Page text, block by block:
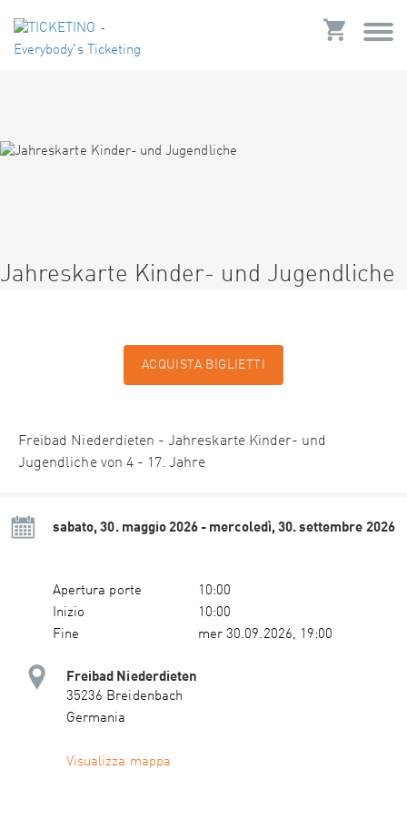
Jahreskarte Kinder- und Jugendliche
ACQUISTA BIGLIETTI
Freibad Niederdieten - Jahreskarte Kinder- und
Jugendliche von 4 - 17. Jahre
sabato, 30. maggio 2026 - mercoledì, 30. settembre 2026
Apertura porte
10:00
Inizio
10:00
Fine
mer 30.09.2026, 19:00
Freibad Niederdieten
35236 Breidenbach
Germania
Visualizza mappa